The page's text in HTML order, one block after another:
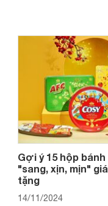
Gợi ý 15 hộp
"sang, xịn, mịn"
tặng
14/11/2024